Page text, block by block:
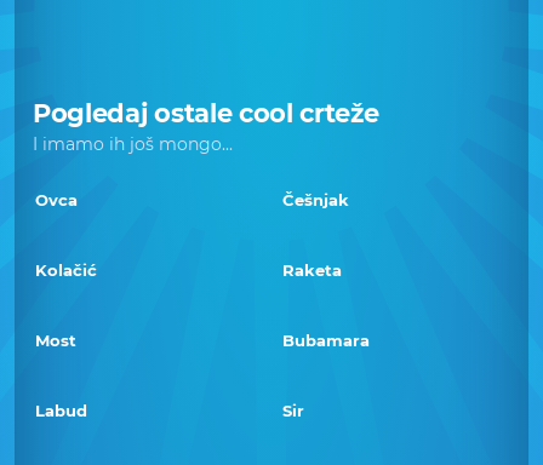
Pogledaj ostale cool crteže
I imamo ih još mongo...
Ovca Češnjak
Kolačić Raketa
Most Bubamara
Labud Sir